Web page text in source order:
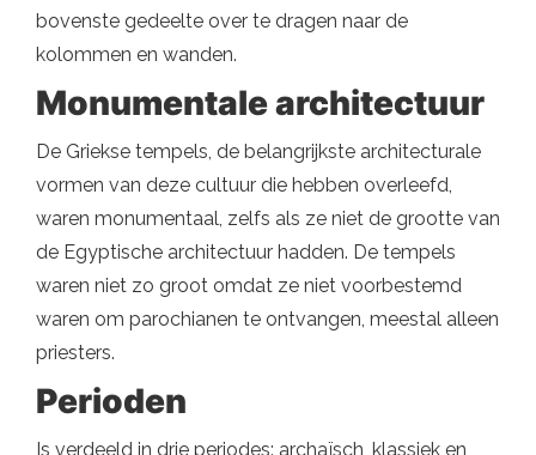
bovenste gedeelte over te dragen naar de
kolommen en wanden.
Monumentale architectuur
De Griekse tempels, de belangrijkste architecturale
vormen van deze cultuur die hebben overleefd,
waren monumentaal, zelfs als ze niet de grootte van
de Egyptische architectuur hadden. De tempels
waren niet zo groot omdat ze niet voorbestemd
waren om parochianen te ontvangen, meestal alleen
priesters.
Perioden
Is verdeeld in drie periodes: archaïsch, klassiek en